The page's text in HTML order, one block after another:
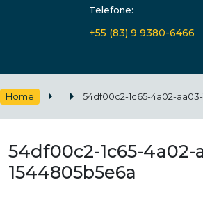
Telefone:
+55 (83) 9 9380-6466
Home 54df00c2-1c65-4a02-
54df00c2-1c65-4a02-
1544805b5e6a